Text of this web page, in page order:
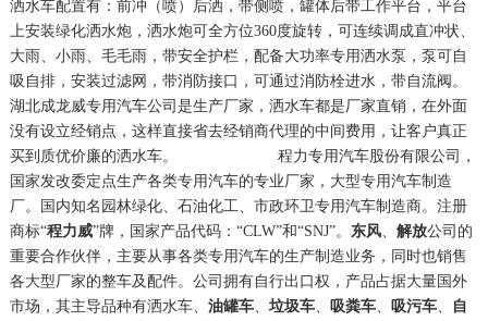
洒水车配置有：前冲（喷）后洒，带侧喷，罐体后带工作平台，平台
上安装绿化洒水炮，洒水炮可全方位360度旋转，可连续调成直冲状、
大雨、小雨、毛毛雨，带安全护栏，配备大功率专用洒水泵，泵可自
吸自排，安装过滤网，带消防接口，可通过消防栓进水，带自流阀。
湖北成龙威专用汽车公司是生产厂家，洒水车都是厂家直销，在外面
没有设立经销点，这样直接省去经销商代理的中间费用，让客户真正
买到质优价廉的洒水车。 程力专用汽车股份有限公司，
国家发改委定点生产各类专用汽车的专业厂家，大型专用汽车制造
厂。国内知名园林绿化、石油化工、市政环卫专用汽车制造商。注册
商标“程力威”牌，国家产品代码：“CLW”和“SNJ”。 东风、 解放公司的
重要合作伙伴，主要从事各类专用汽车的生产制造业务，同时也销售
各大型厂家的整车及配件。公司拥有自行出口权，产品占据大量国外
市场，其主导品种有洒水车、 油罐车、垃圾车、 吸粪车、 吸污车、
自